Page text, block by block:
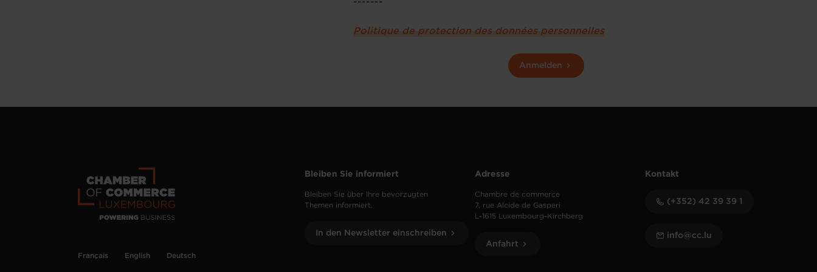
-------
Politique de protection des données personnelles
Anmelden
Français English Deutsch
Bleiben Sie informiert
Bleiben Sie über Ihre bevorzugten
Themen informiert.
In den Newsletter einschreiben
Adresse
Chambre de commerce
7, rue Alcide de Gasperi
L-1615 Luxembourg-Kirchberg
Anfahrt
Kontakt
(+352) 42 39 39 1
info@cc.lu